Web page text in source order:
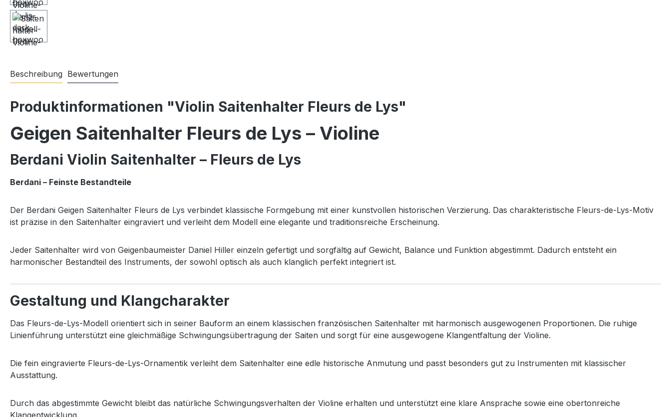
Beschreibung Bewertungen
Produktinformationen "Violin Saitenhalter Fleurs de Lys"
Geigen Saitenhalter Fleurs de Lys – Violine
Berdani Violin Saitenhalter – Fleurs de Lys
Berdani – Feinste Bestandteile
Der Berdani Geigen Saitenhalter Fleurs de Lys verbindet klassische Formgebung mit einer kunstvollen historischen Verzierung. Das charakteristische Fleurs-de-Lys-Motiv
ist präzise in den Saitenhalter eingraviert und verleiht dem Modell eine elegante und traditionsreiche Erscheinung.
Jeder Saitenhalter wird von Geigenbaumeister Daniel Hiller einzeln gefertigt und sorgfältig auf Gewicht, Balance und Funktion abgestimmt. Dadurch entsteht ein
harmonischer Bestandteil des Instruments, der sowohl optisch als auch klanglich perfekt integriert ist.
Gestaltung und Klangcharakter
Das Fleurs-de-Lys-Modell orientiert sich in seiner Bauform an einem klassischen französischen Saitenhalter mit harmonisch ausgewogenen Proportionen. Die ruhige
Linienführung unterstützt eine gleichmäßige Schwingungsübertragung der Saiten und sorgt für eine ausgewogene Klangentfaltung der Violine.
Die fein eingravierte Fleurs-de-Lys-Ornamentik verleiht dem Saitenhalter eine edle historische Anmutung und passt besonders gut zu Instrumenten mit klassischer
Ausstattung.
Durch das abgestimmte Gewicht bleibt das natürliche Schwingungsverhalten der Violine erhalten und unterstützt eine klare Ansprache sowie eine obertonreiche
Klangentwicklung.